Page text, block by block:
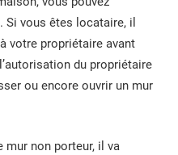
Si vous êtes locataire, il
votre propriétaire avant
du propriétaire
ou encore ouvrir un mur
mur non porteur, il va